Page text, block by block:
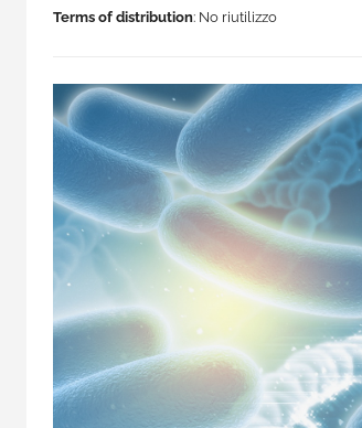
Terms of distribution: No riutilizzo